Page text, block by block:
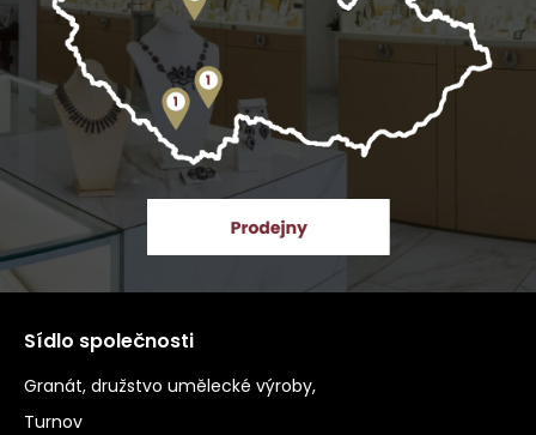
Sídlo společnosti
Granát, družstvo umělecké výroby,
Turnov